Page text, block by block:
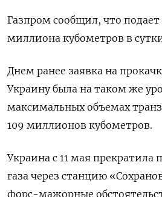
Газпром сообщил, что подает
миллиона кубометров в
Днем ранее заявка на
Украину была на таком же
максимальных объемах
109 миллионов кубометров.
Украина с 11 мая прекратила
газа через станцию
форс-мажорные